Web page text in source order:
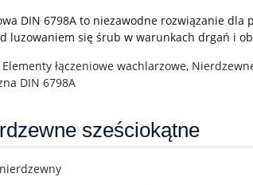
DIN 6798A to niezawodne rozwiązanie dla
luzowaniem się śrub w warunkach drgań i
Elementy łączeniowe wachlarzowe,
DIN 6798A
sześciokątne
nierdzewny